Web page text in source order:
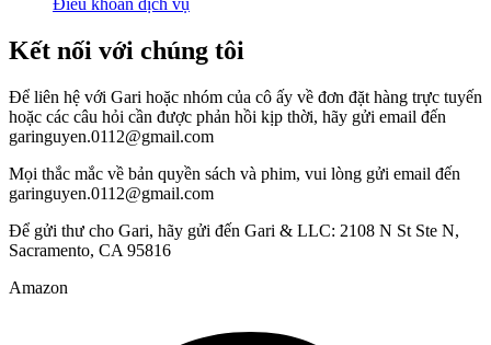
Điều khoản dịch vụ
Kết nối với chúng tôi
Để liên hệ với Gari hoặc nhóm của cô ấy về đơn đặt hàng trực tuyến
hoặc các câu hỏi cần được phản hồi kịp thời, hãy gửi email đến
garinguyen.0112@gmail.com
Mọi thắc mắc về bản quyền sách và phim, vui lòng gửi email đến
garinguyen.0112@gmail.com
Để gửi thư cho Gari, hãy gửi đến Gari & LLC: 2108 N St Ste N,
Sacramento, CA 95816
Amazon